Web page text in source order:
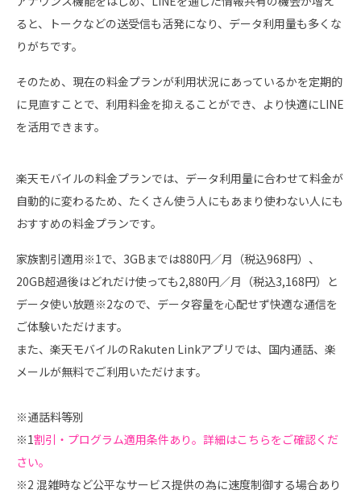
ると、トークなどの送受信も活発になり、データ利用量も多くな
りがちです。
そのため、現在の料金プランが利用状況にあっているかを定期的
に見直すことで、利用料金を抑えることができ、より快適にLINE
を活用できます。
楽天モバイルの料金プランでは、データ利用量に合わせて料金が
自動的に変わるため、たくさん使う人にもあまり使わない人にも
おすすめの料金プランです。
家族割引適用※1で、3GBまでは880円／月（税込968円）、
20GB超過後はどれだけ使っても2,880円／月（税込3,168円）と
データ使い放題※2なので、データ容量を心配せず快適な通信を
ご体験いただけます。
また、楽天モバイルのRakuten Linkアプリでは、国内通話、楽
メールが無料でご利用いただけます。
※通話料等別
※1割引・プログラム適用条件あり。詳細はこちらをご確認くだ
さい。
※2 混雑時など公平なサービス提供の為に速度制御する場合あり